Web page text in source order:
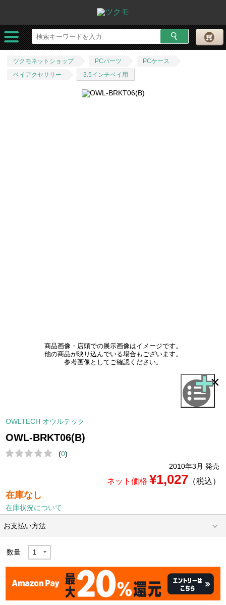
ツクモネットショップ PCパーツ
PCケース
ベイアクセサリー
3.5インチベイ用
商品画像・店頭での展示画像はイメージです。
他の商品が映り込んでいる場合もございます。
参考画像としてご確認ください。
×
OWLTECH オウルテック
OWL-BRKT06(B)
(0)
2010年3月 発売
ネット価格 ¥1,027 （税込）
在庫なし
在庫状況について
お支払い方法
数量